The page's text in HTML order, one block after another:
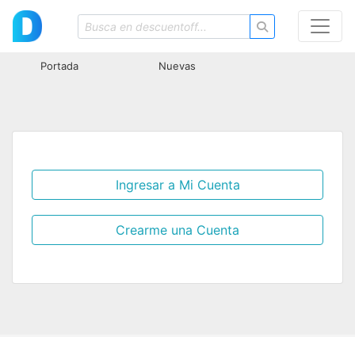
Portada Nuevas
Ingresar a Mi Cuenta
Crearme una Cuenta